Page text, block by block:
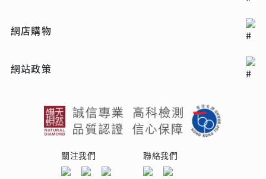
網店購物
網站政策
關注我們 聯絡我們